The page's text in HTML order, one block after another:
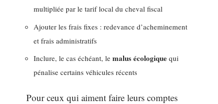
multipliée par le tarif local du cheval fiscal
Ajouter les frais fixes : redevance d’acheminement
et frais administratifs
Inclure, le cas échéant, le malus écologique qui
pénalise certains véhicules récents
Pour ceux qui aiment faire leurs comptes